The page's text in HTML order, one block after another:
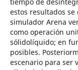
estos resultados
simulador Arena
como operación
sólidolíquido; en
posibles.
escenario para ser